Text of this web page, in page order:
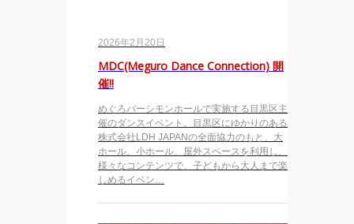
2026年2月20日
MDC(Meguro Dance Connection) 開
催!!
めぐろパーシモンホールで実施する目黒区主
催のダンスイベント。目黒区にゆかりのある
株式会社LDH JAPANの全面協力のもと、大
ホール、小ホール、屋外スペースを利用し、
様々なコンテンツで、子どもから大人まで楽
しめるイベン…